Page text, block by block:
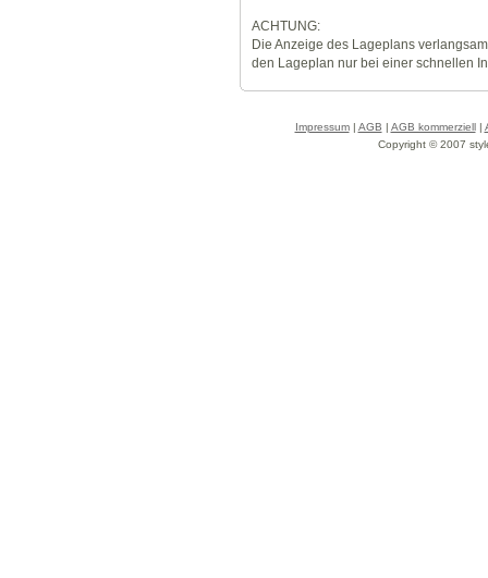
ACHTUNG:
Die Anzeige des Lageplans
den Lageplan nur bei einer schnellen
Impressum| AGB | AGB kommerziell|
Copyright © 2007